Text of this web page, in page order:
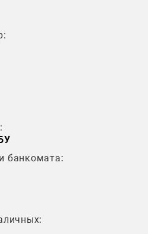
банкомата: